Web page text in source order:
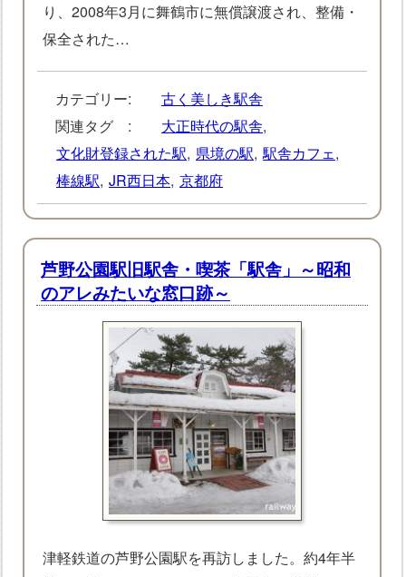
り、2008年3月に舞鶴市に無償譲渡され、整備・
保全された…
カテゴリー:
古く美しき駅舎
関連タグ :
大正時代の駅舎,
文化財登録された駅, 県境の駅, 駅舎カフェ,
棒線駅, JR西日本, 京都府
芦野公園駅旧駅舎・喫茶「駅舎」～昭和
のアレみたいな窓口跡～
津軽鉄道の芦野公園駅を再訪しました。約4年半